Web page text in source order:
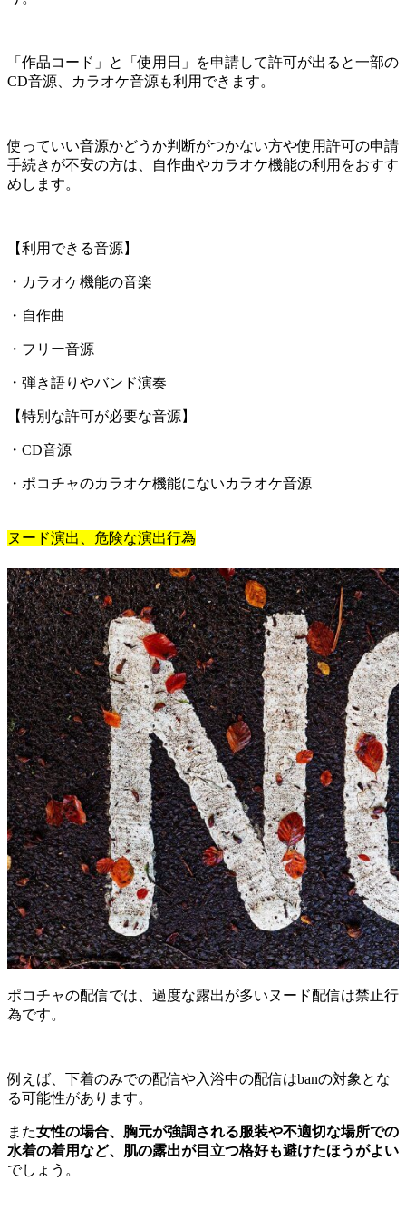
「作品コード」と「使用日」を申請して許可が出ると一部の
CD音源、カラオケ音源も利用できます。
使っていい音源かどうか判断がつかない方や使用許可の申請
手続きが不安の方は、自作曲やカラオケ機能の利用をおすす
めします。
【利用できる音源】
・カラオケ機能の音楽
・自作曲
・フリー音源
・弾き語りやバンド演奏
【特別な許可が必要な音源】
・CD音源
・ポコチャのカラオケ機能にないカラオケ音源
ヌード演出、危険な演出行為
ポコチャの配信では、過度な露出が多いヌード配信は禁止行
為です。
例えば、下着のみでの配信や入浴中の配信はbanの対象とな
る可能性があります。
また女性の場合、胸元が強調される服装や不適切な場所での
水着の着用など、肌の露出が目立つ格好も避けたほうがよい
でしょう。